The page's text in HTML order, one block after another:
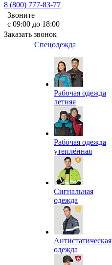
8 (800) 777-83-77
Звоните
с 09:00 до 18:00
Заказать звонок
Спецодежда
Рабочая одежда
летняя
Рабочая одежда
утеплённая
Сигнальная
одежда
Антистатическая
одежда